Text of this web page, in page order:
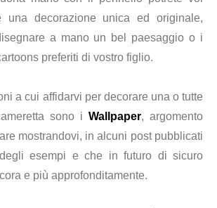
una decorazione unica ed originale,
a mano un bel paesaggio o i
preferiti di vostro figlio.
a cui affidarvi per decorare una o tutte
sono i Wallpaper, argomento
mostrandovi, in alcuni post pubblicati
esempi e che in futuro di sicuro
e più approfonditamente.